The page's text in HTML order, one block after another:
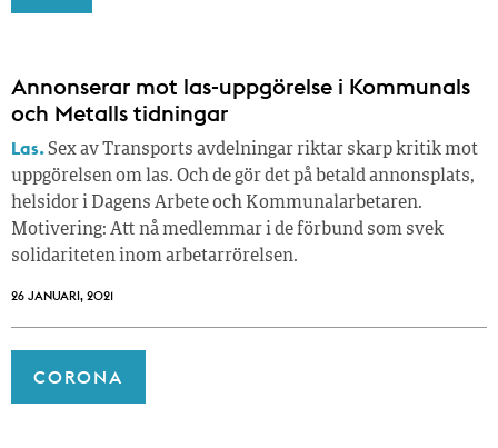
Annonserar mot las-uppgörelse i Kommunals
och Metalls tidningar
Las.Sex av Transports avdelningar riktar skarp kritik mot
uppgörelsen om las. Och de gör det på betald annonsplats,
helsidor i Dagens Arbete och Kommunalarbetaren.
Motivering: Att nå medlemmar i de förbund som svek
solidariteten inom arbetarrörelsen.
26 JANUARI, 2021
CORONA